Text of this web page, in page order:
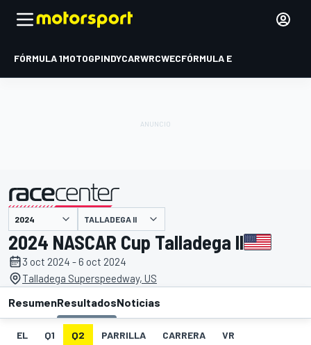
FÓRMULA 1MOTOGPINDYCARWRCWECFÓRMULA E
presentado por TALLADEGA II
2024 NASCAR Cup Talladega II
3 oct 2024 - 6 oct 2024
Talladega Superspeedway, US
ResumenResultadosNoticias
EL Q1 Q2 PARRILLA CARRERA VR